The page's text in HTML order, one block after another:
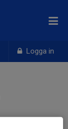
Logga in